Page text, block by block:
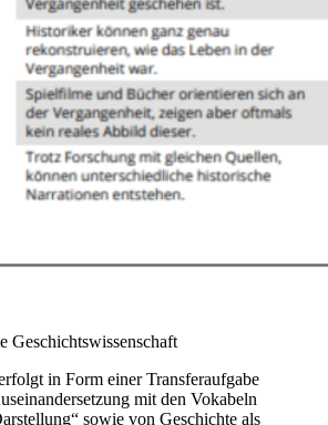
Geschichtswissenschaft
in Form einer Transferaufgabe
mit den Vokabeln
sowie von Geschichte als